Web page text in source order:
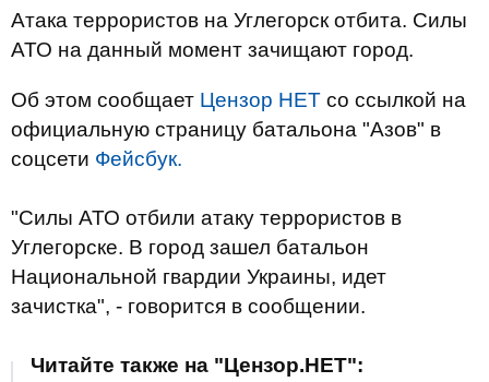
Атака террористов на Углегорск отбита. Силы
АТО на данный момент зачищают город.
Об этом сообщает Цензор НЕТ со ссылкой на
официальную страницу батальона "Азов" в
соцсети Фейсбук.
"Силы АТО отбили атаку террористов в
Углегорске. В город зашел батальон
Национальной гвардии Украины, идет
зачистка", - говорится в сообщении.
Читайте также на "Цензор.НЕТ":